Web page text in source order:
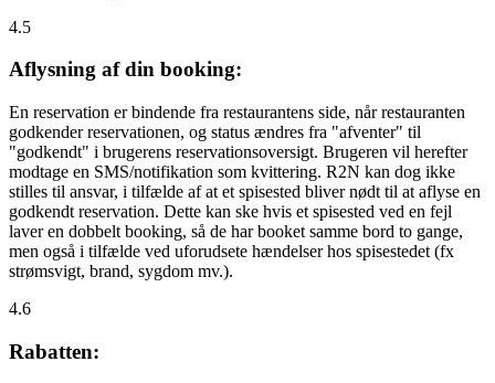
4.5
Aflysning af din booking:
En reservation er bindende fra restaurantens side, når restauranten
godkender reservationen, og status ændres fra "afventer" til
"godkendt" i brugerens reservationsoversigt. Brugeren vil herefter
modtage en SMS/notifikation som kvittering. R2N kan dog ikke
stilles til ansvar, i tilfælde af at et spisested bliver nødt til at aflyse en
godkendt reservation. Dette kan ske hvis et spisested ved en fejl
laver en dobbelt booking, så de har booket samme bord to gange,
men også i tilfælde ved uforudsete hændelser hos spisestedet (fx
strømsvigt, brand, sygdom mv.).
4.6
Rabatten: